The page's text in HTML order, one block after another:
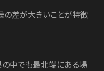
の差が大きいことが特徴
中でも最北端にある場